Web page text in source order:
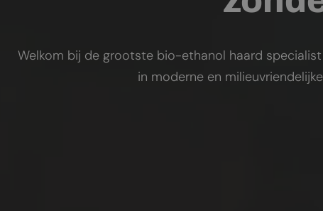
Welkom bij de grootste bio-ethanol haard
in moderne en